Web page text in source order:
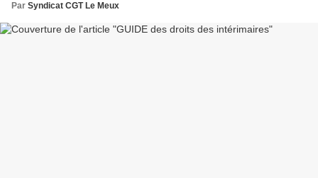
Par Syndicat CGT Le Meux